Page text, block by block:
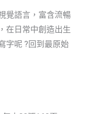
覺語言，富含流暢
在日常中創造出生
字呢 ?回到最原始